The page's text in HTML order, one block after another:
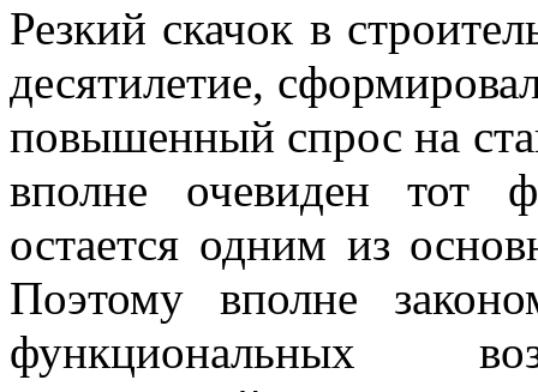
Резкий скачок в
десятилетие,
повышенный спрос на
вполне очевиден тот
остается одним из
Поэтому вполне
функциональных